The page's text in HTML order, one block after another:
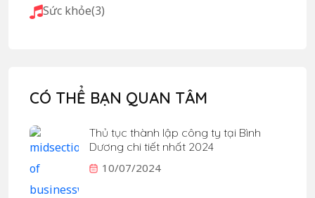
Sức khỏe(3)
CÓ THỂ BẠN QUAN TÂM
Thủ tục thành lập công ty tại Bình
Dương chi tiết nhất 2024
10/07/2024